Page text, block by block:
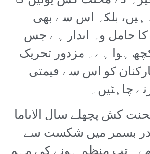
بلکہ اس سے بھی
کا حامل وہ انداز ہے جس
ہوا ہے۔ مزدور تحریک
کو اس سے قیمتی
چاہئیں۔
کش پچھلے سال الاباما
بسمر میں شکست سے